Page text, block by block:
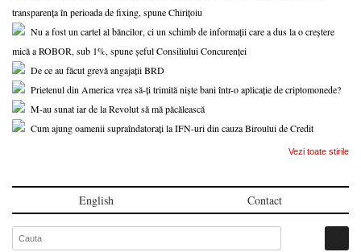
transparența în perioada de fixing, spune Chirițoiu
Nu a fost un cartel al băncilor, ci un schimb de informații care a dus la o creștere
mică a ROBOR, sub 1%, spune șeful Consiliului Concurenței
De ce au făcut grevă angajații BRD
Prietenul din America vrea să-ți trimită niște bani într-o aplicație de criptomonede?
M-au sunat iar de la Revolut să mă păcălească
Cum ajung oamenii supraîndatorați la IFN-uri din cauza Biroului de Credit
Vezi toate stirile
English Contact